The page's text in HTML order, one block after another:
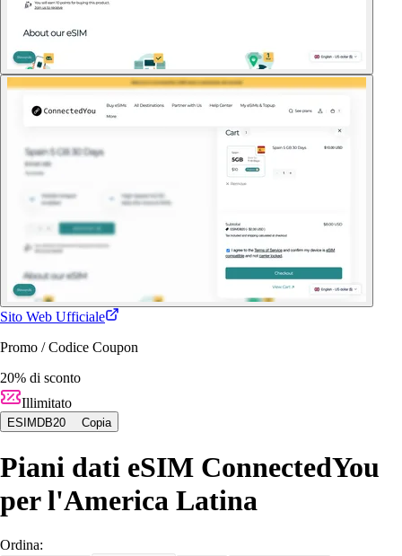
Sito Web Ufficiale
Promo / Codice Coupon
20% di sconto
Illimitato
ESIMDB20 Copia
Piani dati eSIM ConnectedYou
per l'America Latina
Ordina: